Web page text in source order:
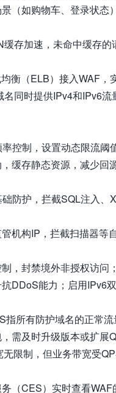
（如购物车、登录状态
存加速，未命中缓存
衡（ELB）接入WAF，
同时提供IPv4和IPv6流
控制，设置动态限流阈
缓存静态资源，减少回
防护，拦截SQL注入
机构IP，拦截扫描器等
，封禁境外非授权访问
DDoS能力；启用IPv6
指所有防护域名的正常
需及时升级版本或扩展
限制，但业务带宽受
（CES）实时查看